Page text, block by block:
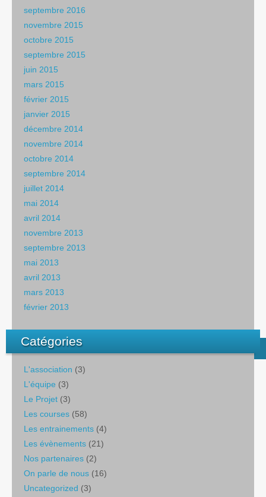
septembre 2016
novembre 2015
octobre 2015
septembre 2015
juin 2015
mars 2015
février 2015
janvier 2015
décembre 2014
novembre 2014
octobre 2014
septembre 2014
juillet 2014
mai 2014
avril 2014
novembre 2013
septembre 2013
mai 2013
avril 2013
mars 2013
février 2013
Catégories
L'association (3)
L'équipe (3)
Le Projet (3)
Les courses (58)
Les entrainements (4)
Les évènements (21)
Nos partenaires (2)
On parle de nous (16)
Uncategorized (3)